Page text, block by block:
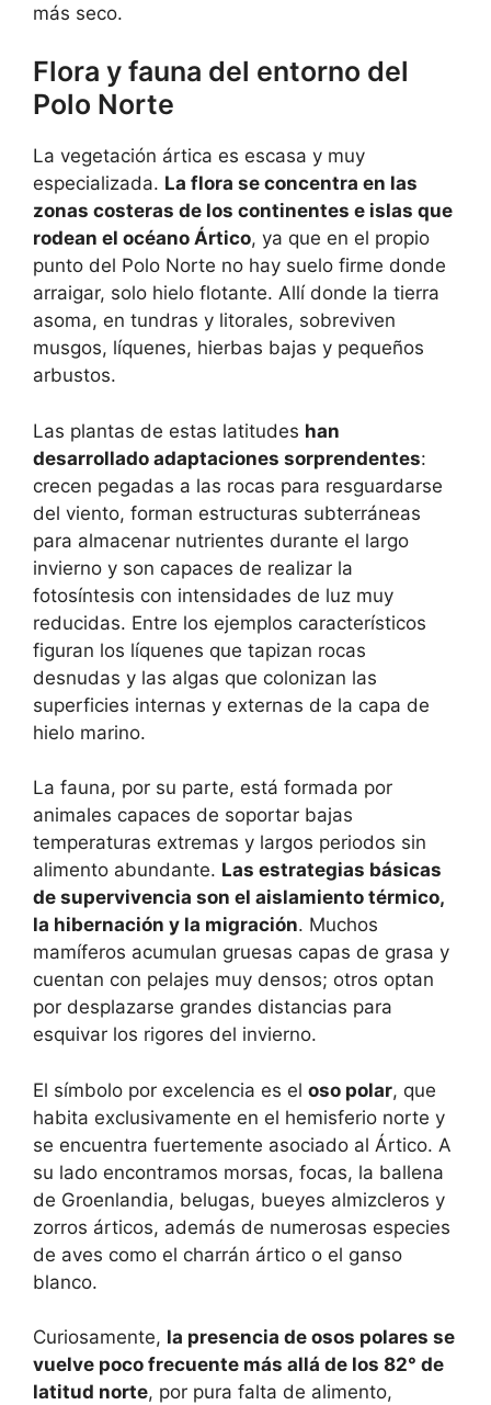
más seco.
Flora y fauna del entorno del
Polo Norte
La vegetación ártica es escasa y muy
especializada. La flora se concentra en las
zonas costeras de los continentes e islas que
rodean el océano Ártico, ya que en el propio
punto del Polo Norte no hay suelo firme donde
arraigar, solo hielo flotante. Allí donde la tierra
asoma, en tundras y litorales, sobreviven
musgos, líquenes, hierbas bajas y pequeños
arbustos.
Las plantas de estas latitudes han
desarrollado adaptaciones sorprendentes:
crecen pegadas a las rocas para resguardarse
del viento, forman estructuras subterráneas
para almacenar nutrientes durante el largo
invierno y son capaces de realizar la
fotosíntesis con intensidades de luz muy
reducidas. Entre los ejemplos característicos
figuran los líquenes que tapizan rocas
desnudas y las algas que colonizan las
superficies internas y externas de la capa de
hielo marino.
La fauna, por su parte, está formada por
animales capaces de soportar bajas
temperaturas extremas y largos periodos sin
alimento abundante. Las estrategias básicas
de supervivencia son el aislamiento térmico,
la hibernación y la migración. Muchos
mamíferos acumulan gruesas capas de grasa y
cuentan con pelajes muy densos; otros optan
por desplazarse grandes distancias para
esquivar los rigores del invierno.
El símbolo por excelencia es el oso polar, que
habita exclusivamente en el hemisferio norte y
se encuentra fuertemente asociado al Ártico. A
su lado encontramos morsas, focas, la ballena
de Groenlandia, belugas, bueyes almizcleros y
zorros árticos, además de numerosas especies
de aves como el charrán ártico o el ganso
blanco.
Curiosamente, la presencia de osos polares se
vuelve poco frecuente más allá de los 82° de
latitud norte, por pura falta de alimento,